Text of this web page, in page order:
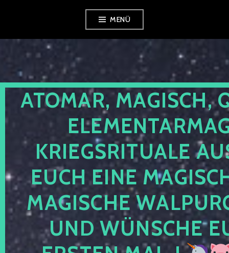
springen
MENÜ
ATOMAR, MAGISCH,
KRIEGSRITUALE
EUCH EINE
MAGISCHE
UND WÜNSCHE